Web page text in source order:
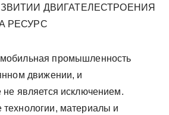
ДВИГАТЕЛЕСТРОЕНИЯ
РЕСУРС
промышленность
движении, и
не является исключением.
материалы и